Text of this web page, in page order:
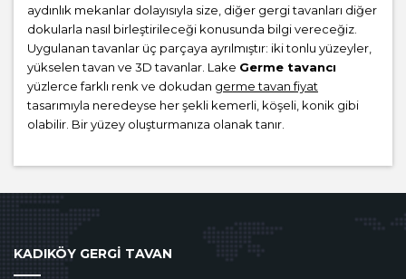
aydınlık mekanlar dolayısıyla size, diğer gergi tavanları diğer
dokularla nasıl birleştirileceği konusunda bilgi vereceğiz.
Uygulanan tavanlar üç parçaya ayrılmıştır: iki tonlu yüzeyler,
yükselen tavan ve 3D tavanlar. Lake Germe tavancı
yüzlerce farklı renk ve dokudan germe tavan fiyat
tasarımıyla neredeyse her şekli kemerli, köşeli, konik gibi
olabilir. Bir yüzey oluşturmanıza olanak tanır.
KADIKÖY GERGİ TAVAN